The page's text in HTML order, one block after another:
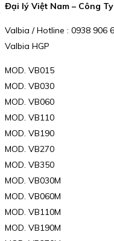
Đại lý Việt Nam – Công
Valbia / Hotline : 0938 906
Valbia HGP
MOD. VB015
MOD. VB030
MOD. VB060
MOD. VB110
MOD. VB190
MOD. VB270
MOD. VB350
MOD. VB030M
MOD. VB060M
MOD. VB110M
MOD. VB190M